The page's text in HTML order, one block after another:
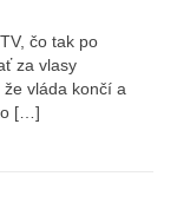
čo tak po
za vlasy
vláda končí a
[…]